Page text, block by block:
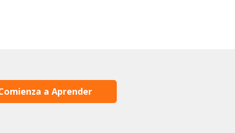
a Aprender